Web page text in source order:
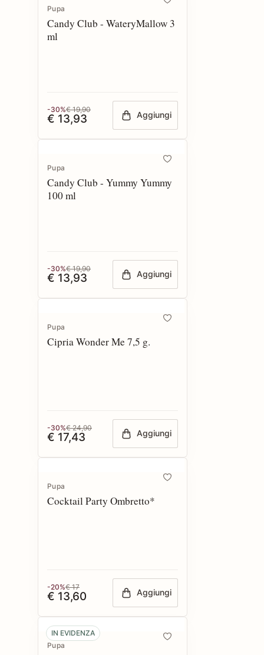
Pupa
Candy Club - WateryMallow 3
ml
-30%€ 19,90
€ 13,93 Aggiungi
Pupa
Candy Club - Yummy Yummy
100 ml
-30%€ 19,90
€ 13,93 Aggiungi
Pupa
Cipria Wonder Me 7,5 g.
-30%€ 24,90
€ 17,43 Aggiungi
Pupa
Cocktail Party Ombretto*
-20%€ 17
€ 13,60 Aggiungi
IN EVIDENZA
Pupa